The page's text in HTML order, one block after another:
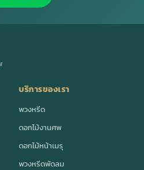
บริการของเรา
พวงหรีด
ดอกไม้งานศพ
ดอกไม้หน้าเมรุ
พวงหรีดพัดลม